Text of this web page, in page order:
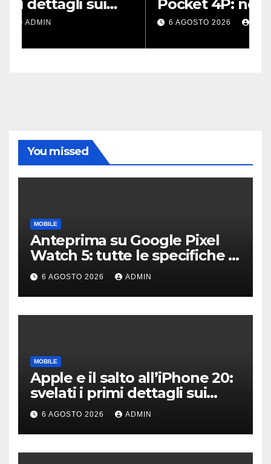
Pocket 4P: non pensavo
potesse piacermi così tanto
6 AGOSTO 2026
You missed
MOBILE
Anteprima su Google Pixel
Watch 5: tutte le specifiche e
i prezzi trapelati
6 AGOSTO 2026 ADMIN
MOBILE
Apple e il salto all’iPhone 20:
svelati i primi dettagli sui
display dei futuri top di
gamma
6 AGOSTO 2026 ADMIN